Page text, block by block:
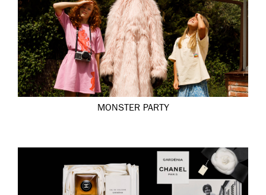
MONSTER PARTY